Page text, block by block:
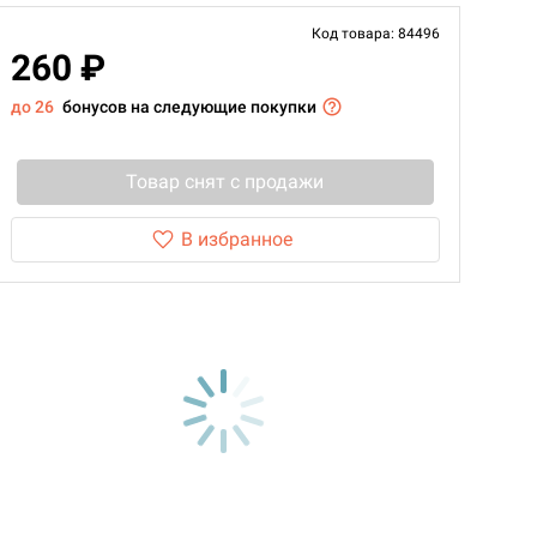
Код товара: 84496
260 ₽
до 26 бонусов на следующие покупки
Товар снят с продажи
В избранное